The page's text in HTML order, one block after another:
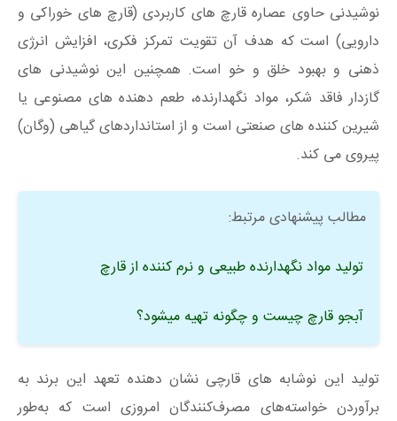
نوشیدنی حاوی عصاره قارچ های کاربردی (قارچ های خوراکی و
دارویی) است که هدف آن تقویت تمرکز فکری، افزایش انرژی
ذهنی و بهبود خلق و خو است. همچنین این نوشیدنی های
گازدار فاقد شکر، مواد نگهدارنده، طعم دهنده های مصنوعی یا
شیرین کننده های صنعتی است و از استانداردهای گیاهی (وگان)
پیروی می کند.
مطالب پیشنهادی مرتبط:
تولید مواد نگهدارنده طبیعی و نرم کننده از قارچ
آبجو قارچ چیست و چگونه تهیه میشود؟
تولید این نوشابه های قارچی نشان‌ دهنده تعهد این برند به
برآوردن خواسته‌های مصرف‌کنندگان امروزی است که به‌طور